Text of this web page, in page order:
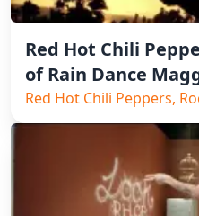
Red Hot Chili
of Rain Dance
Red Hot Chili Peppers,